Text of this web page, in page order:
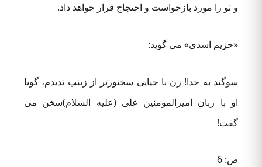
و تو را مورد بازخواست و احتجاج قرار خواهد داد.
«حزیم اسدی» می گوید:
سوگند به خدا! زن با حیایی سخنورتر از زینب ندیدم، گویا
او با زبان امیرالمومنین علی (علیه السلام)سخن می
گفت!
ص: 6